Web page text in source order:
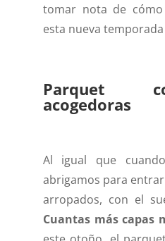
tomar nota de
esta nueva
Parquet
acogedoras
Al igual que
abrigamos para
arropados, con el
Cuantas más capas